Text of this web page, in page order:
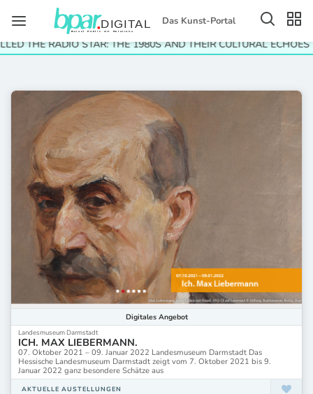
Das Kunst-Portal
THE RADIO STAR: THE 1980S AND THEIR CULTURAL ECHOES
Digitales Angebot
Landesmuseum Darmstadt
ICH. MAX LIEBERMANN.
07. Oktober 2021 – 09. Januar 2022 Landesmuseum Darmstadt Das
Hessische Landesmuseum Darmstadt zeigt vom 7. Oktober 2021 bis 9.
Januar 2022 ganz besondere Schätze aus
AKTUELLE AUSTELLUNGEN